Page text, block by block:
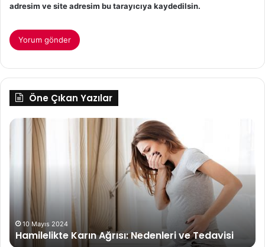
adresim ve site adresim bu tarayıcıya kaydedilsin.
Öne Çıkan Yazılar
Nedenleri ve Tedavisi
Kortizon
Nedir?
Hangi
Hastalıklarda
Uygulanır?
4 Mayıs 2024
Kortizon Nedir? Hangi